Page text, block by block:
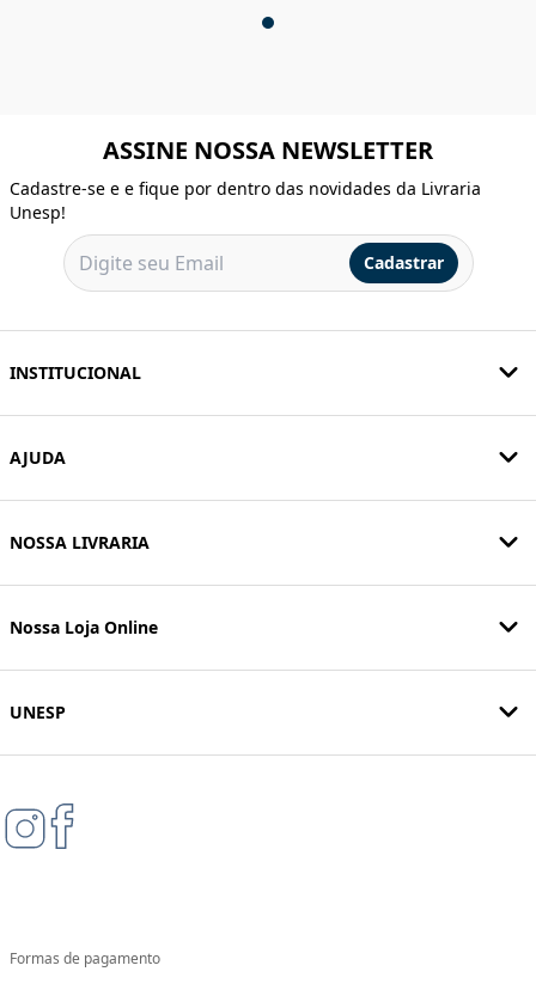
ASSINE NOSSA NEWSLETTER
Cadastre-se e e fique por dentro das novidades da Livraria
Unesp!
Cadastrar
INSTITUCIONAL
AJUDA
NOSSA LIVRARIA
Nossa Loja Online
UNESP
Formas de pagamento